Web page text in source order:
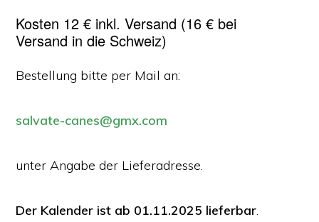
Kosten 12 € inkl. Versand (16 € bei
Versand in die Schweiz)
Bestellung bitte per Mail an:
salvate-canes@gmx.com
unter Angabe der Lieferadresse.
Der Kalender ist ab 01.11.2025 lieferbar.